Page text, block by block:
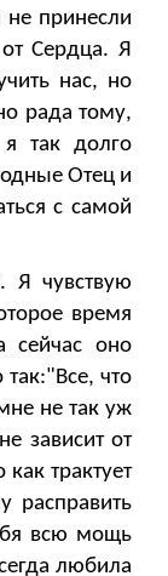
не принесли
Сердца. Я
нас, но
рада тому,
я так долго
Отец и
с самой
Я чувствую
время
сейчас оно
так:"Все, что
не так уж
зависит от
трактует
расправить
всю мощь
любила